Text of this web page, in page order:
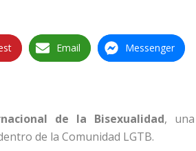
Email Messenger
de la Bisexualidad, una
de la Comunidad LGTB.